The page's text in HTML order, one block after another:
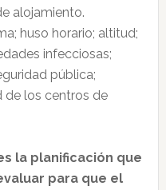
alojamiento.
huso horario; altitud;
infecciosas;
pública;
de los centros de
la planificación que
para que el